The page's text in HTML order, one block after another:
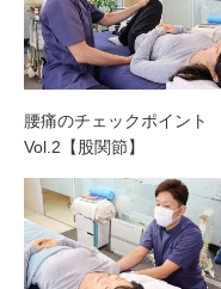
腰痛のチェックポイント
Vol.2【股関節】